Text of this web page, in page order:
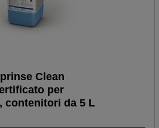
Clean
per
contenitori da 5 L